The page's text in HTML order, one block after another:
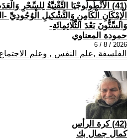
(41) الْأَنْطُولُوجْيَا التِّقْنِيَّةُ لِلسِّحْرِ
الْإِمْكَانِ الْكَامِنِ وَالتَّشْكِيلِ الْوُجُودِيِّ -
وَالسِّتُّونَ بَعْدَ الثَّلَاثِمِائَةِ-
حمودة المعناوي
2026 / 8 / 6
الفلسفة ,علم النفس , وعلم الاجتماع
(42) كرة الرأس
كمال جمال بك